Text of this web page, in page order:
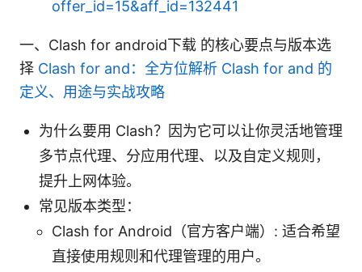
offer_id=15&aff_id=132441
一、Clash for android下载 的核心要点与版本选
择 Clash for and：全方位解析 Clash for and 的
定义、用途与实战攻略
为什么要用 Clash？因为它可以让你灵活地管理
多节点代理、分应用代理、以及自定义规则，
提升上网体验。
常见版本类型：
Clash for Android（官方客户端）: 适合希望
直接使用规则和代理管理的用户。